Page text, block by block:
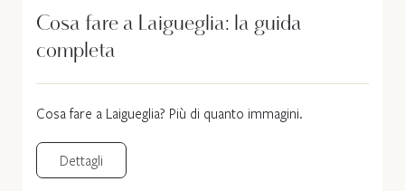
Cosa fare a Laigueglia: la guida
completa
Cosa fare a Laigueglia? Più di quanto immagini.
Dettagli